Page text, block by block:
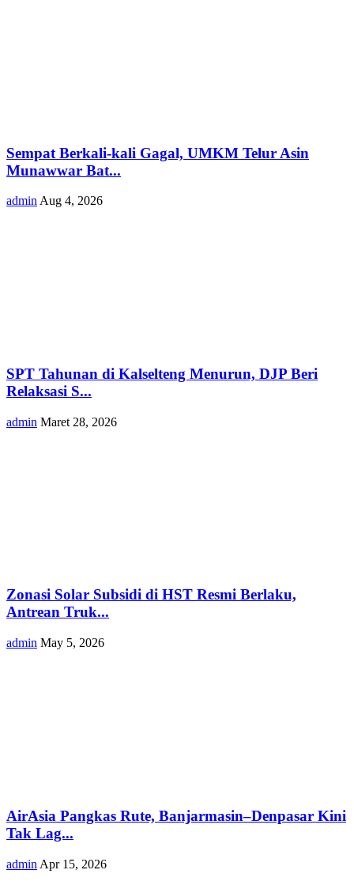
Sempat Berkali-kali Gagal, UMKM Telur Asin
Munawwar Bat...
admin Aug 4, 2026
SPT Tahunan di Kalselteng Menurun, DJP Beri
Relaksasi S...
admin Maret 28, 2026
Zonasi Solar Subsidi di HST Resmi Berlaku,
Antrean Truk...
admin May 5, 2026
AirAsia Pangkas Rute, Banjarmasin–Denpasar Kini
Tak Lag...
admin Apr 15, 2026